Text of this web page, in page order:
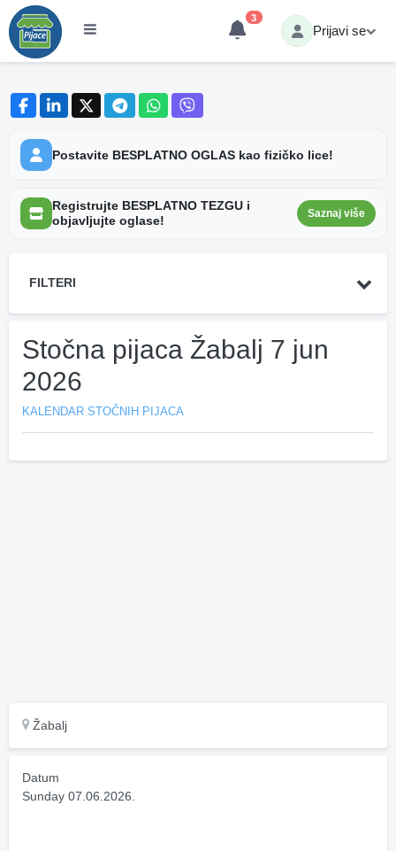
3
Prijavi se
Postavite BESPLATNO OGLAS kao fizičko lice!
Registrujte BESPLATNO TEZGU i
objavljujte oglase!
Saznaj više
FILTERI
Stočna pijaca Žabalj 7 jun
2026
KALENDAR STOČNIH PIJACA
Žabalj
Datum
Sunday 07.06.2026.